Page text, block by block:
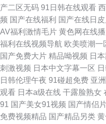
产二区无码 91日韩在线观看
频 国产在线福利 国产在线日
AV福利激情毛片 黄色网在线
福利在线视频导航 欧美喷潮一
国产免费大片 精品呦视频 日
刺激视频 日本中文字幕一区
日韩伦理午夜 91碰超免费 亚
观看 日本a级在线 干露脸熟女
91 国产美女91视频 国产情侣
免费视频精品 国产精品另类